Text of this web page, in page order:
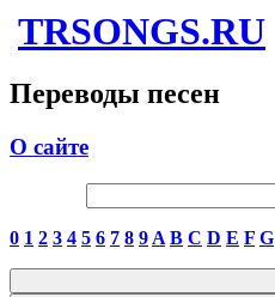
TRSONGS.RU
Переводы песен
О сайте
0 1 2 3 4 5 6 7 8 9 A B C D E F G